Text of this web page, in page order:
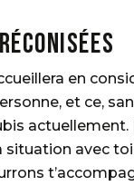
en
et ce,
actuellement.
avec